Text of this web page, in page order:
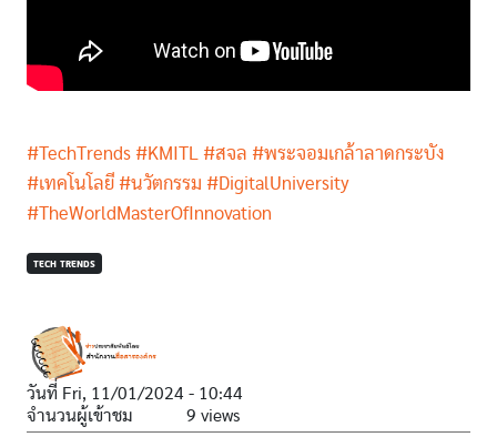
#TechTrends #KMITL #สจล #พระจอมเกล้าลาดกระบัง
#เทคโนโลยี #นวัตกรรม #DigitalUniversity
#TheWorldMasterOfInnovation
TECH TRENDS
วันที่ Fri, 11/01/2024 - 10:44
จำนวนผู้เข้าชม
9 views